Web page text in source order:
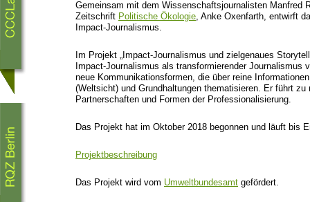
Gemeinsam mit dem Wissenschaftsjournalisten Manfred
Zeitschrift Politische Ökologie, Anke Oxenfarth, entwirft
Impact-Journalismus.
Im Projekt „Impact-Journalismus und zielgenaues
Impact-Journalismus als transformierender Journalismus
neue Kommunikationsformen, die über reine
(Weltsicht) und Grundhaltungen thematisieren. Er führt zu
Partnerschaften und Formen der Professionalisierung.
Das Projekt hat im Oktober 2018 begonnen und läuft bis
Projektbeschreibung
Das Projekt wird vom Umweltbundesamt gefördert.